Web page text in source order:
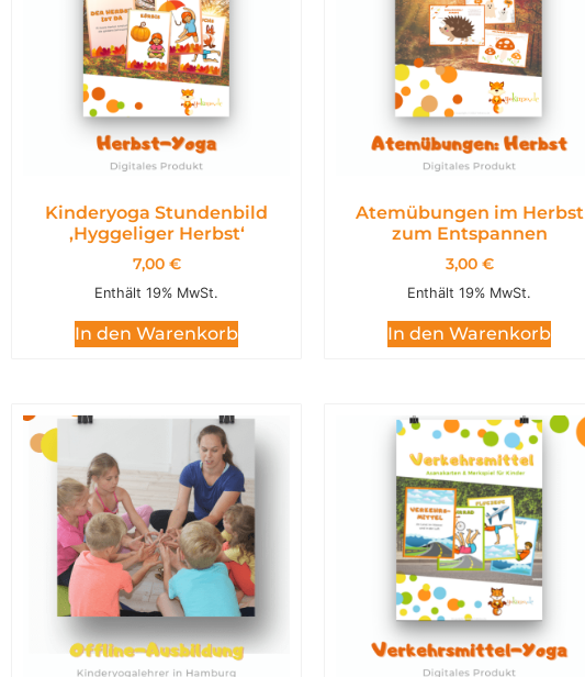
Kinderyoga Stundenbild
,Hyggeliger Herbst‘
7,00 €
Enthält 19% MwSt.
In den Warenkorb
Atemübungen im Herbst
zum Entspannen
3,00 €
Enthält 19% MwSt.
In den Warenkorb